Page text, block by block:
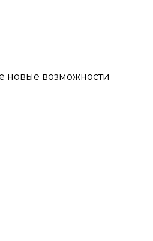
новые возможности